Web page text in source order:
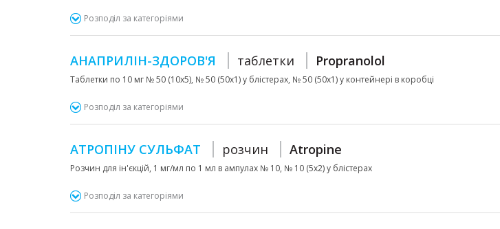
Розподіл за категоріями
АНАПРИЛІН-ЗДОРОВ'Я таблетки Propranolol
Таблетки по 10 мг № 50 (10х5), № 50 (50х1) у блістерах, № 50 (50х1) у контейнері в коробці
Розподіл за категоріями
АТРОПІНУ СУЛЬФАТ розчин Atropine
Розчин для ін'єкцій, 1 мг/мл по 1 мл в ампулах № 10, № 10 (5х2) у блістерах
Розподіл за категоріями